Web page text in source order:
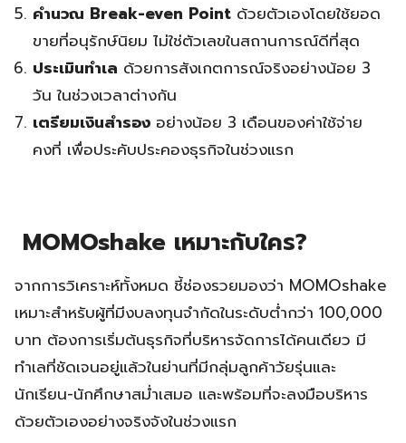
คำนวณ Break-even Point ด้วยตัวเองโดยใช้ยอด
ขายที่อนุรักษ์นิยม ไม่ใช่ตัวเลขในสถานการณ์ดีที่สุด
ประเมินทำเล ด้วยการสังเกตการณ์จริงอย่างน้อย 3
วัน ในช่วงเวลาต่างกัน
เตรียมเงินสำรอง อย่างน้อย 3 เดือนของค่าใช้จ่าย
คงที่ เพื่อประคับประคองธุรกิจในช่วงแรก
MOMOshake เหมาะกับใคร?
จากการวิเคราะห์ทั้งหมด ชี้ช่องรวยมองว่า MOMOshake
เหมาะสำหรับผู้ที่มีงบลงทุนจำกัดในระดับต่ำกว่า 100,000
บาท ต้องการเริ่มต้นธุรกิจที่บริหารจัดการได้คนเดียว มี
ทำเลที่ชัดเจนอยู่แล้วในย่านที่มีกลุ่มลูกค้าวัยรุ่นและ
นักเรียน-นักศึกษาสม่ำเสมอ และพร้อมที่จะลงมือบริหาร
ด้วยตัวเองอย่างจริงจังในช่วงแรก